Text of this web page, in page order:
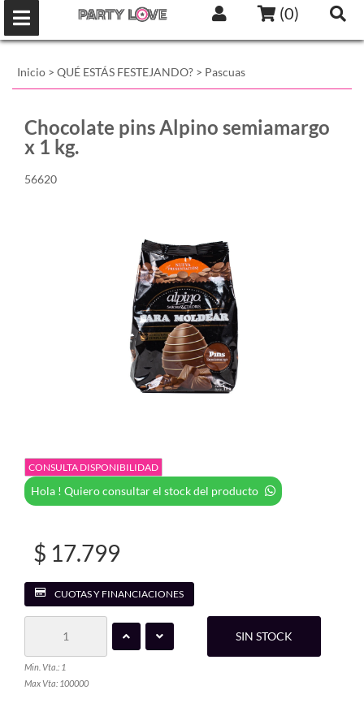
(0)
Inicio > QUÉ ESTÁS FESTEJANDO? > Pascuas
Chocolate pins Alpino semiamargo
x 1 kg.
56620
CONSULTA DISPONIBILIDAD
Hola ! Quiero consultar el stock del producto
$ 17.799
CUOTAS Y FINANCIACIONES
Min. Vta.: 1
Max Vta: 100000
SIN STOCK